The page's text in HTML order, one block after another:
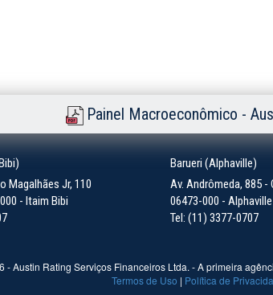
Painel Macroeconômico -
Magalhães Jr, 110
- Itaim Bibi
Barueri (Alphaville)
Av. Andrômeda, 885 -
06473-000 -
Tel: (11) 3377-0707
- Austin Rating Serviços Financeiros Ltda. - A primeira
Termos de Uso | Política de